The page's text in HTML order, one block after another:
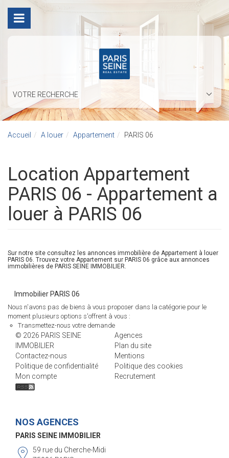
VOTRE RECHERCHE
Accueil A louer Appartement PARIS 06
Location Appartement
PARIS 06 - Appartement a
louer à PARIS 06
Sur notre site consultez les annonces immobilière de Appartement à louer
PARIS 06. Trouvez votre Appartement sur PARIS 06 grâce aux annonces
immobilières de PARIS SEINE IMMOBILIER.
Immobilier PARIS 06
Nous n'avons pas de biens à vous proposer dans la catégorie pour le
moment plusieurs options s'offrent à vous :
Transmettez-nous votre demande
© 2026 PARIS SEINE
IMMOBILIER
Agences
Plan du site
Contactez-nous
Mentions
Politique de confidentialité
Politique des cookies
Mon compte
Recrutement
NOS AGENCES
PARIS SEINE IMMOBILIER
59 rue du Cherche-Midi